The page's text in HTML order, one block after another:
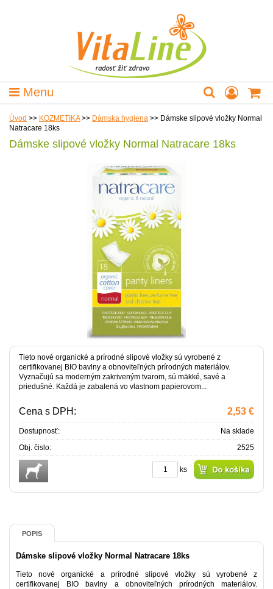
Menu
Úvod >> KOZMETIKA >> Dámska hygiena >> Dámske slipové vložky Normal
Natracare 18ks
Dámske slipové vložky Normal Natracare 18ks
Tieto nové organické a prírodné slipové vložky sú vyrobené z
certifikovanej BIO bavlny a obnoviteľných prírodných materiálov.
Vyznačujú sa moderným zakriveným tvarom, sú mäkké, savé a
priedušné. Každá je zabalená vo vlastnom papierovom...
Cena s DPH: 2,53 €
Dostupnosť:
Na sklade
Obj. čislo:
2525
ks
POPIS
Dámske slipové vložky Normal Natracare 18ks
Tieto nové organické a prírodné slipové vložky sú vyrobené z
certifikovanej BIO bavlny a obnoviteľných prírodných materiálov.